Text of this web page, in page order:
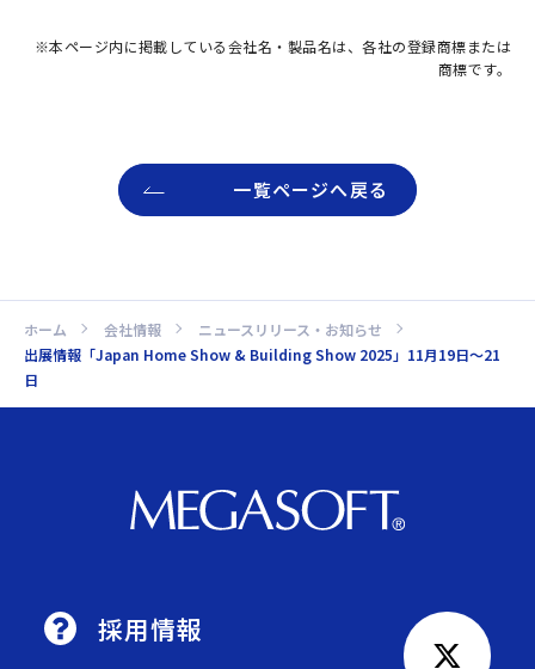
※本ページ内に掲載している会社名・製品名は、各社の登録商標または
商標です。
一覧ページへ戻る
ホーム 会社情報
ニュースリリース・お知らせ
出展情報「Japan Home Show & Building Show 2025」11月19日～21
日
採用情報